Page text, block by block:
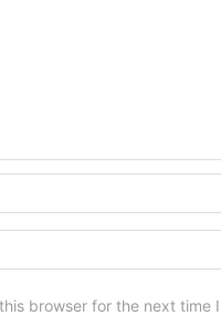
browser for the next time